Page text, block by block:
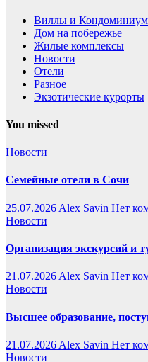
Виллы и
Дом на побережье
Жилые комплексы
Новости
Отели
Разное
Экзотические курорты
You missed
Новости
Семейные отели в Сочи
25.07.2026 Alex Savin Нет
Новости
Организация экскурсий и
21.07.2026 Alex Savin Нет
Новости
Высшее образование,
21.07.2026 Alex Savin Нет
Новости